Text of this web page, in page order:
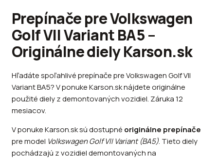
Prepínače pre Volkswagen
Golf VII Variant BA5 –
Originálne diely Karson.sk
Hľadáte spoľahlivé prepínače pre Volkswagen Golf VII
Variant BA5? V ponuke Karson.sk nájdete originálne
použité diely z demontovaných vozidiel. Záruka 12
mesiacov.
V ponuke Karson.sk sú dostupné originálne prepínače
pre model Volkswagen Golf VII Variant (BA5). Tieto diely
pochádzajú z vozidiel demontovaných na